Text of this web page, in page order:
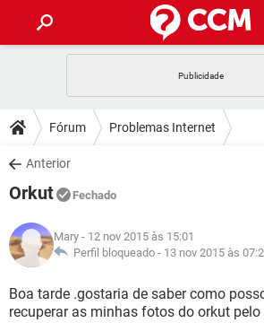
CELULAR FACEBOOK
OUTLOOK
INSTAGRAM
GUIA DE COMPRAS
DICAS
JOGOS WHATSAPP
INSTAGRAM
GUIA DE COMPRAS
DOWNLOADS
JOGOS
CELULAR
OUTLOOK EXCEL
INSTAGRAM
GUIA DE COMPRAS
JOGOS
CELULAR
OUTLOOK EXCEL
GLOSSÁRIO
CELULAR
Fórum Problemas Internet
Anterior
Orkut Fechado
Mary - 12 nov 2015 às 15:01
Perfil bloqueado - 13 nov 2015 às
Boa tarde .gostaria de saber como
recuperar as minhas fotos do orkut pelo